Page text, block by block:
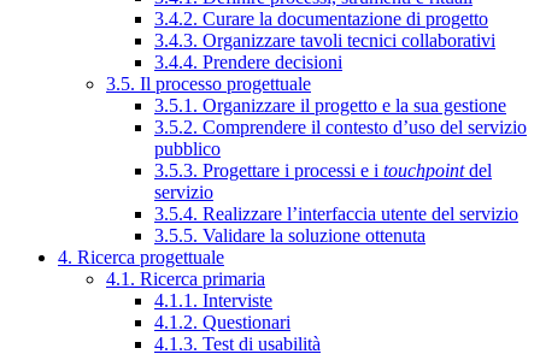
3.4.2. Curare la documentazione di progetto
3.4.3. Organizzare tavoli tecnici collaborativi
3.4.4. Prendere decisioni
3.5. Il processo progettuale
3.5.1. Organizzare il progetto e la sua gestione
3.5.2. Comprendere il contesto d’uso del servizio
pubblico
3.5.3. Progettare i processi e i touchpointdel
servizio
3.5.4. Realizzare l’interfaccia utente del servizio
3.5.5. Validare la soluzione ottenuta
4. Ricerca progettuale
4.1. Ricerca primaria
4.1.1. Interviste
4.1.2. Questionari
4.1.3. Test di usabilità